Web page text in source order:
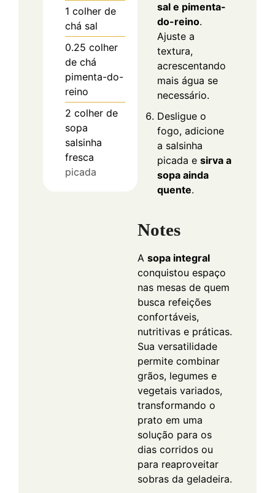
1 colher de
chá sal
0.25 colher
de chá
pimenta-do-
reino
2 colher de
sopa
salsinha
fresca
picada
sal e pimenta-
do-reino.
Ajuste a
textura,
acrescentando
mais água se
necessário.
Desligue o
fogo, adicione
a salsinha
picada e sirva a
sopa ainda
quente.
Notes
A sopa integral
conquistou espaço
nas mesas de quem
busca refeições
confortáveis,
nutritivas e práticas.
Sua versatilidade
permite combinar
grãos, legumes e
vegetais variados,
transformando o
prato em uma
solução para os
dias corridos ou
para reaproveitar
sobras da geladeira.